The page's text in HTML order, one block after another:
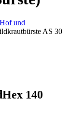
und
AS 30
140